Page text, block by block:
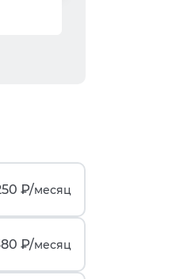
₽/месяц
₽/месяц